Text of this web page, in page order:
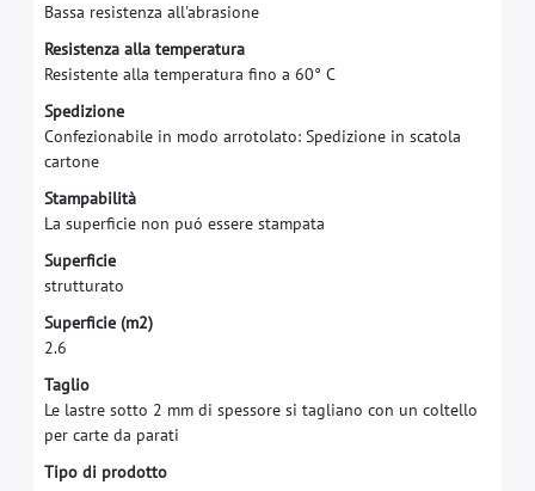
Bassa resistenza all'abrasione
Resistenza alla temperatura
Resistente alla temperatura fno a 60° C
Spedizione
Confezionabile in modo arrotolato: Spedizione in scatola
cartone
Stampabilità
La superfcie non puó essere stampata
Superfcie
strutturato
Superfcie (m2)
2.6
Taglio
Le lastre sotto 2 mm di spessore si tagliano con un coltello
per carte da parati
Tipo di prodotto